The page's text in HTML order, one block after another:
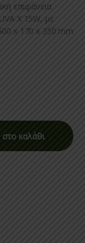
επιφάνεια
X 15W, με
x 170 x 350 mm
καλάθι